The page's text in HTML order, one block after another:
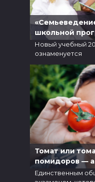
школьной
Новый учебный
ознаменуется
5 6.1к.
Томат или
помидоров — а
русскому?
Единственным